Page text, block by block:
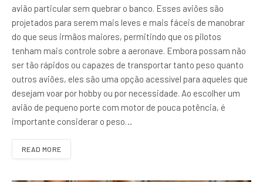
avião particular sem quebrar o banco. Esses aviões são
projetados para serem mais leves e mais fáceis de manobrar
do que seus irmãos maiores, permitindo que os pilotos
tenham mais controle sobre a aeronave. Embora possam não
ser tão rápidos ou capazes de transportar tanto peso quanto
outros aviões, eles são uma opção acessível para aqueles que
desejam voar por hobby ou por necessidade. Ao escolher um
avião de pequeno porte com motor de pouca potência, é
importante considerar o peso…
READ MORE